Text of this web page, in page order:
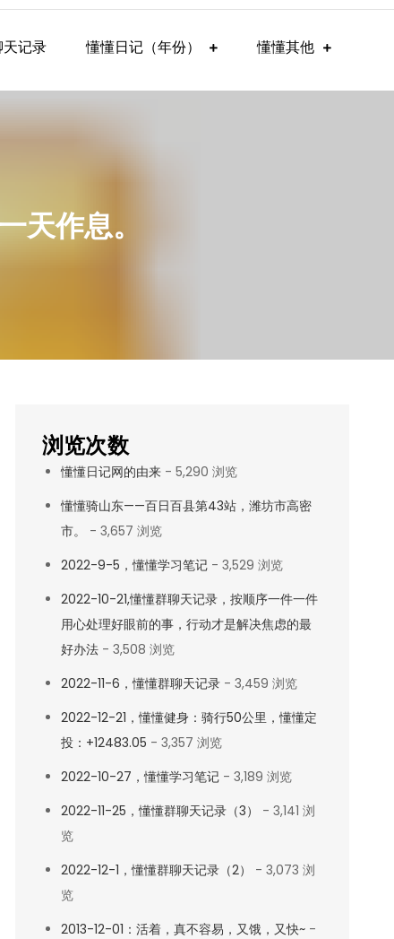
记录 懂懂日记（年份） 懂懂其他
作息。
浏览次数
懂懂日记网的由来- 5,290 浏览
懂懂骑山东——百日百县第43站，潍坊市高密
市。
- 3,657 浏览
2022-9-5，懂懂学习笔记- 3,529 浏览
2022-10-21,懂懂群聊天记录，按顺序一件一件
用心处理好眼前的事，行动才是解决焦虑的最
好办法- 3,508 浏览
2022-11-6，懂懂群聊天记录- 3,459 浏览
2022-12-21，懂懂健身：骑行50公里，懂懂定
投：+12483.05 - 3,357 浏览
2022-10-27，懂懂学习笔记- 3,189 浏览
2022-11-25，懂懂群聊天记录（3）
- 3,141 浏
览
2022-12-1，懂懂群聊天记录（2）
- 3,073 浏
览
2013-12-01：活着，真不容易，又饿，又快~-